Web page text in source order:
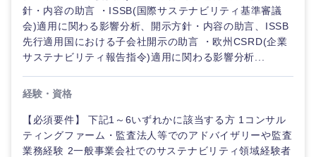
針・内容の助言 ・ISSB(国際サステナビリティ基準審議
会)適用に関わる影響分析、開示方針・内容の助言、ISSB
先行適用国における子会社開示の助言 ・欧州CSRD(企業
サステナビリティ報告指令)適用に関わる影響分析...
経験・資格
【必須要件】 下記1～6いずれかに該当する方 1コンサル
ティングファーム・監査法人等でのアドバイザリーや監査
業務経験 2一般事業会社でのサステナビリティ領域経験者